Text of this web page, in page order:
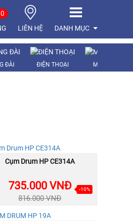
0
LIÊN HỆ DANH MỤC
ĐÀI ĐIỆN THOẠI MÁY CHẤM
MUA NGAY
Cụm Drum HP CE314A
735.000 VNĐ
816.000 VNĐ
-10%